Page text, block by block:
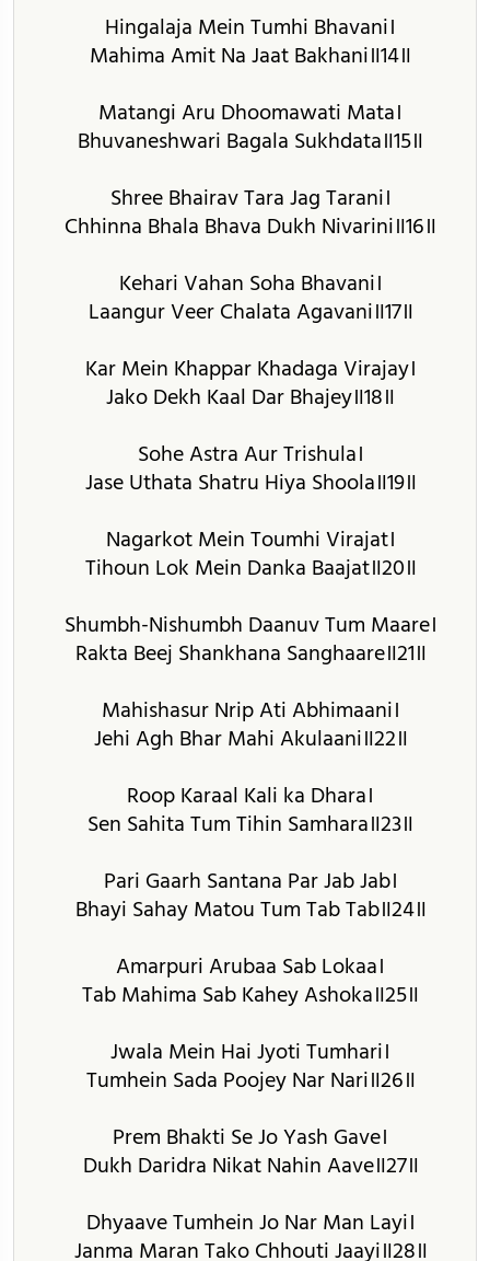
Hingalaja Mein Tumhi Bhavani।
Mahima Amit Na Jaat Bakhani॥14॥
Matangi Aru Dhoomawati Mata।
Bhuvaneshwari Bagala Sukhdata॥15॥
Shree Bhairav Tara Jag Tarani।
Chhinna Bhala Bhava Dukh Nivarini॥16॥
Kehari Vahan Soha Bhavani।
Laangur Veer Chalata Agavani॥17॥
Kar Mein Khappar Khadaga Virajay।
Jako Dekh Kaal Dar Bhajey॥18॥
Sohe Astra Aur Trishula।
Jase Uthata Shatru Hiya Shoola॥19॥
Nagarkot Mein Toumhi Virajat।
Tihoun Lok Mein Danka Baajat॥20॥
Shumbh-Nishumbh Daanuv Tum Maare।
Rakta Beej Shankhana Sanghaare॥21॥
Mahishasur Nrip Ati Abhimaani।
Jehi Agh Bhar Mahi Akulaani॥22॥
Roop Karaal Kali ka Dhara।
Sen Sahita Tum Tihin Samhara॥23॥
Pari Gaarh Santana Par Jab Jab।
Bhayi Sahay Matou Tum Tab Tab॥24॥
Amarpuri Arubaa Sab Lokaa।
Tab Mahima Sab Kahey Ashoka॥25॥
Jwala Mein Hai Jyoti Tumhari।
Tumhein Sada Poojey Nar Nari॥26॥
Prem Bhakti Se Jo Yash Gave।
Dukh Daridra Nikat Nahin Aave॥27॥
Dhyaave Tumhein Jo Nar Man Layi।
Janma Maran Tako Chhouti Jaayi॥28॥